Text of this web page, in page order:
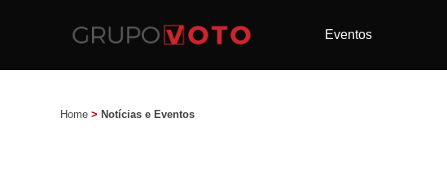
Eventos
Home > Notícias e Eventos